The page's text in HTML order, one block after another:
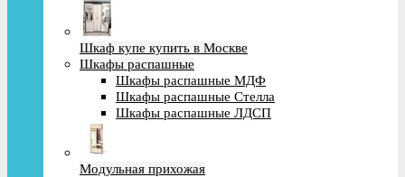
Шкаф купе купить в Москве
Шкафы распашные
Шкафы распашные МДФ
Шкафы распашные Стелла
Шкафы распашные ЛДСП
Модульная прихожая